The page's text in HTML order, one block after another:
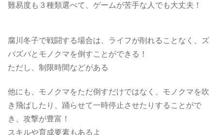
難易度も３種類選べて、ゲームが苦手な人でも大丈夫！
腐川冬子で戦闘する場合は、ライフが削れることなく、ズ
バズバとモノクマを倒すことができる！
ただし、制限時間などがある
他にも、モノクマをただ倒すだけではなく、モノクマを吹
き飛ばしたり、踊らせて一時停止させたりすることがで
き、攻撃が豊富！
スキルや育成要素もあるよ